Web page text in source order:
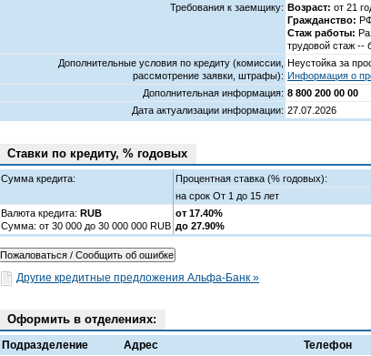
Требования к заемщику: Возраст: от 21
Гражданство:
Стаж работы:
трудовой стаж --
Дополнительные условия по кредиту (комиссии,
рассмотрение заявки, штрафы):
Неустойка за
Информация о
Дополнительная информация: 8 800 200 00 00
Дата актуализации информации: 27.07.2026
Ставки по кредиту, % годовых
Сумма кредита: Процентная ставка (% годовых):
на срок От 1 до 15 лет
Валюта кредита: RUB
Cумма: от 30 000 до 30 000 000 RUB
от 17.40%
до 27.90%
Другие кредитные предложения Альфа-Банк »
Оформить в отделениях:
Подразделение Адрес Телефон